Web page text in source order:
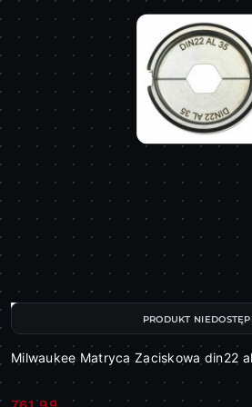
Milwaukee Matryca Zaciskowa din22
PRODUKT